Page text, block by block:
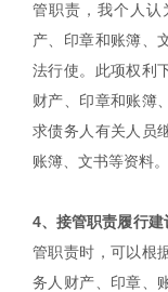
管职责，我个人认
产、印章和账簿、
法行使。此项权利
财产、印章和账簿
求债务人有关人员
账簿、文书等资料。
4、接管职责履行建
管职责时，可以根
务人财产、印章、